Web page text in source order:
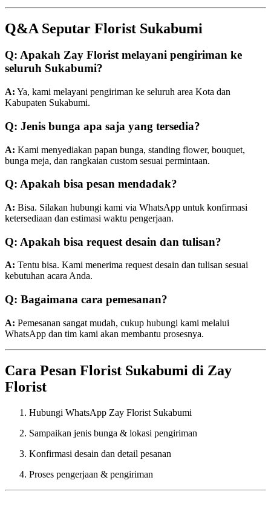
Q&A Seputar Florist Sukabumi
Q: Apakah Zay Florist melayani pengiriman ke
seluruh Sukabumi?
A: Ya, kami melayani pengiriman ke seluruh area Kota dan
Kabupaten Sukabumi.
Q: Jenis bunga apa saja yang tersedia?
A: Kami menyediakan papan bunga, standing flower, bouquet,
bunga meja, dan rangkaian custom sesuai permintaan.
Q: Apakah bisa pesan mendadak?
A: Bisa. Silakan hubungi kami via WhatsApp untuk konfirmasi
ketersediaan dan estimasi waktu pengerjaan.
Q: Apakah bisa request desain dan tulisan?
A: Tentu bisa. Kami menerima request desain dan tulisan sesuai
kebutuhan acara Anda.
Q: Bagaimana cara pemesanan?
A: Pemesanan sangat mudah, cukup hubungi kami melalui
WhatsApp dan tim kami akan membantu prosesnya.
Cara Pesan Florist Sukabumi di Zay
Florist
Hubungi WhatsApp Zay Florist Sukabumi
Sampaikan jenis bunga & lokasi pengiriman
Konfirmasi desain dan detail pesanan
Proses pengerjaan & pengiriman